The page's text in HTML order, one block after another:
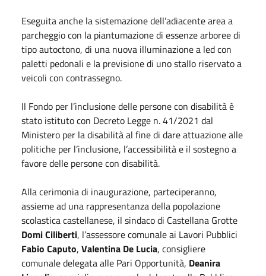
Eseguita anche la sistemazione dell’adiacente area a
parcheggio con la piantumazione di essenze arboree di
tipo autoctono, di una nuova illuminazione a led con
paletti pedonali e la previsione di uno stallo riservato a
veicoli con contrassegno.
Il Fondo per l’inclusione delle persone con disabilità è
stato istituto con Decreto Legge n. 41/2021 dal
Ministero per la disabilità al fine di dare attuazione alle
politiche per l’inclusione, l’accessibilità e il sostegno a
favore delle persone con disabilità.
Alla cerimonia di inaugurazione, parteciperanno,
assieme ad una rappresentanza della popolazione
scolastica castellanese, il sindaco di Castellana Grotte
Domi Ciliberti, l’assessore comunale ai Lavori Pubblici
Fabio Caputo, Valentina De Lucia, consigliere
comunale delegata alle Pari Opportunità, Deanira